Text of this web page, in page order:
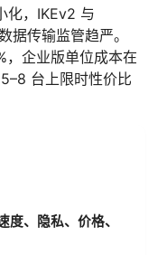
化，IKEv2 与
据传输监管趋严。
，企业版单位成本在
台上限时性价比
、隐私、价格、